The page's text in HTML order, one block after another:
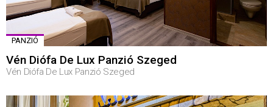
PANZIÓ
Vén Diófa De Lux Panzió Szeged
Vén Diófa De Lux Panzió Szeged